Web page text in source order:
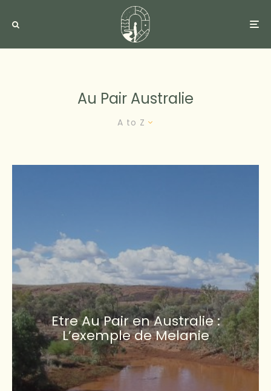
Au Pair Australie
A to Z
Etre Au Pair en Australie :
L’exemple de Melanie